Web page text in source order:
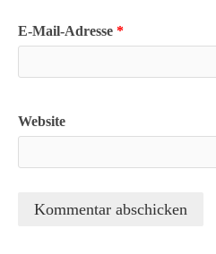
E-Mail-Adresse *
Website